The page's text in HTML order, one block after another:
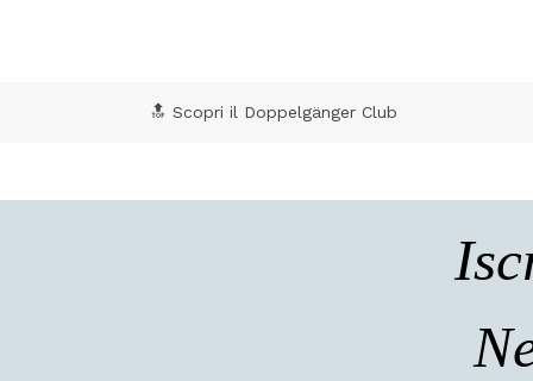
🔝 Scopri il Doppelgänger Club